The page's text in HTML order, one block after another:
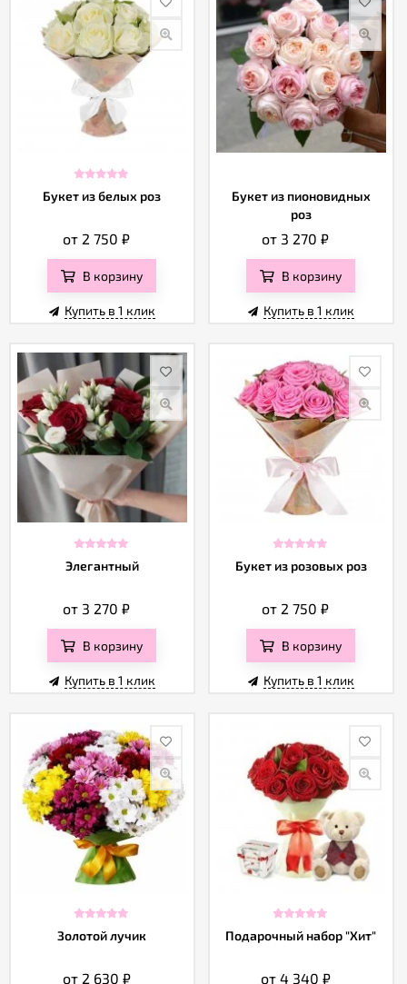
Букет из белых роз
от 2 750₽
В корзину
Купить в 1 клик
Букет из пионовидных
роз
от 3 270₽
В корзину
Купить в 1 клик
Элегантный
от 3 270₽
В корзину
Купить в 1 клик
Букет из розовых роз
от 2 750₽
В корзину
Купить в 1 клик
Золотой лучик
от 2 630 ₽
Подарочный набор "Хит"
от 4 340 ₽